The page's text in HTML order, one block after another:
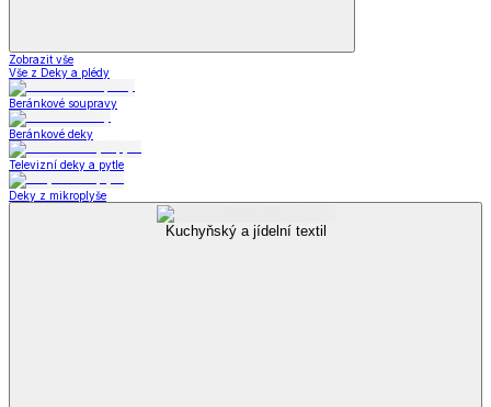
Zobrazit vše
Vše z Deky a plédy
Beránkové soupravy
Beránkové deky
Televizní deky a pytle
Deky z mikroplyše
Kuchyňský a jídelní textil